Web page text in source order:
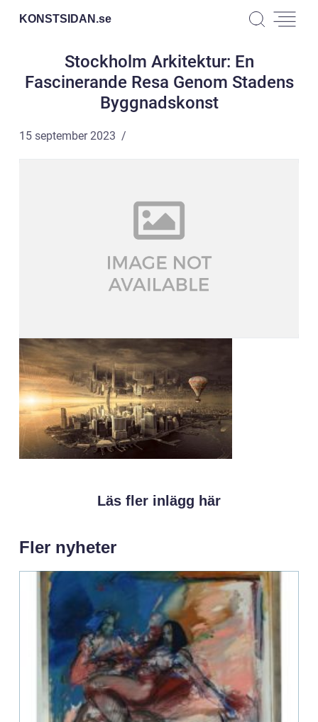
KONSTSIDAN.se
Stockholm Arkitektur: En
Fascinerande Resa Genom Stadens
Byggnadskonst
15 september 2023
Läs fler inlägg här
Fler nyheter